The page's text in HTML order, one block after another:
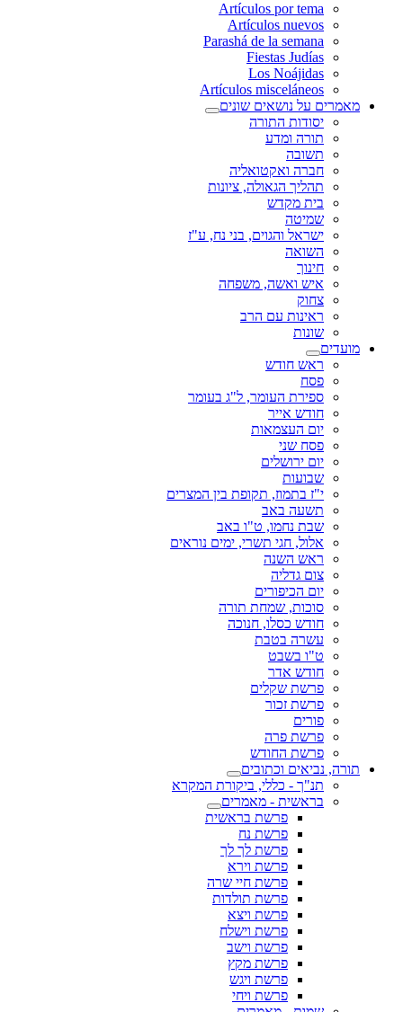
Artículos por tema
Artículos nuevos
Parashá de la semana
Fiestas Judías
Los Noájidas
Artículos misceláneos
מאמרים על נושאים שונים
יסודות התורה
תורה ומדע
תשובה
חברה ואקטואליה
תהליך הגאולה, ציונות
בית מקדש
שמיטה
ישראל והגוים, בני נח, ע"ז
השואה
חינוך
איש ואשה, משפחה
צחוק
ראינות עם הרב
שונות
מועדים
ראש חודש
פסח
ספירת העומר, ל"ג בעומר
חודש אייר
יום העצמאות
פסח שני
יום ירושלים
שבועות
י"ז בתמוז, תקופת בין המצרים
תשעה באב
שבת נחמו, ט"ו באב
אלול, חגי תשרי, ימים נוראים
ראש השנה
צום גדליה
יום הכיפורים
סוכות, שמחת תורה
חודש כסלו, חנוכה
עשרה בטבת
ט"ו בשבט
חודש אדר
פרשת שקלים
פרשת זכור
פורים
פרשת פרה
פרשת החודש
תורה, נביאים וכתובים
תנ"ך - כללי, ביקורת המקרא
בראשית - מאמרים
פרשת בראשית
פרשת נח
פרשת לך לך
פרשת וירא
פרשת חיי שרה
פרשת תולדות
פרשת ויצא
פרשת וישלח
פרשת וישב
פרשת מקץ
פרשת ויגש
פרשת ויחי